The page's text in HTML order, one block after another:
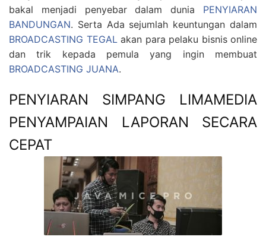
bakal menjadi penyebar dalam dunia PENYIARAN
BANDUNGAN. Serta Ada sejumlah keuntungan dalam
BROADCASTING TEGALakan para pelaku bisnis online
dan trik kepada pemula yang ingin membuat
BROADCASTING JUANA.
PENYIARAN SIMPANG LIMAMEDIA
PENYAMPAIAN LAPORAN SECARA
CEPAT